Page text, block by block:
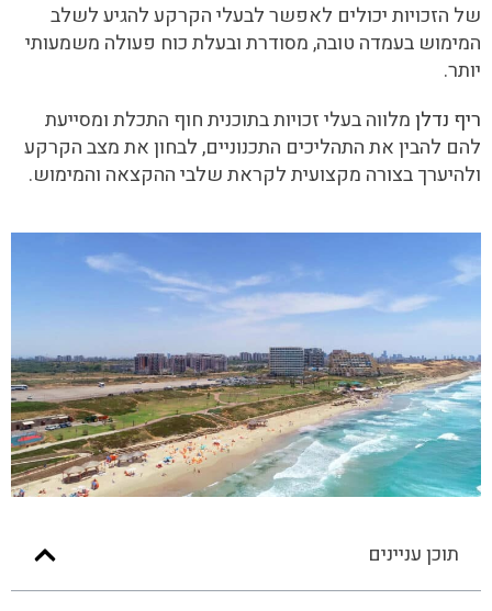
של הזכויות יכולים לאפשר לבעלי הקרקע להגיע לשלב
המימוש בעמדה טובה, מסודרת ובעלת כוח פעולה משמעותי
יותר.
ריף נדלןמלווה בעלי זכויות בתוכנית חוף התכלת ומסייעת
להם להבין את התהליכים התכנוניים, לבחון את מצב הקרקע
ולהיערך בצורה מקצועית לקראת שלבי ההקצאה והמימוש.
תוכן עניינים